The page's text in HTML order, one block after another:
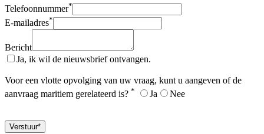
Telefoonnummer*
E-mailadres*
Bericht
Ja, ik wil de nieuwsbrief ontvangen.
Voor een vlotte opvolging van uw vraag, kunt u aangeven of de
aanvraag maritiem gerelateerd is? * Ja Nee